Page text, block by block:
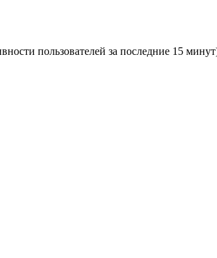
пользователей за последние 15